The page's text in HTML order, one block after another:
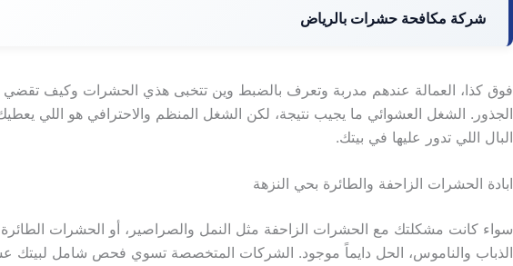
شركة مكافحة حشرات بالرياض
فوق كذا، العمالة عندهم مدربة وتعرف بالضبط وين تتخبى هذي الحشرات وكيف تقضي
الجذور. الشغل العشوائي ما يجيب نتيجة، لكن الشغل المنظم والاحترافي هو اللي
البال اللي تدور عليها في بيتك.
ابادة الحشرات الزاحفة والطائرة بحي النزهة
سواء كانت مشكلتك مع الحشرات الزاحفة مثل النمل والصراصير، أو الحشرات
الذباب والناموس، الحل دايماً موجود. الشركات المتخصصة تسوي فحص شامل لبيتك